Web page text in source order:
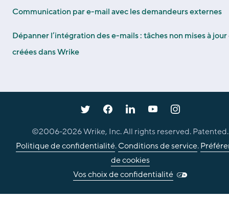
Communication par e-mail avec les demandeurs externes
Dépanner l’intégration des e-mails : tâches non mises à jour
créées dans Wrike
©2006-2026Wrike, Inc. All rights reserved. Patented.
Politique de confidentialité.Conditions de service.
de cookies
Vos choix de confidentialité